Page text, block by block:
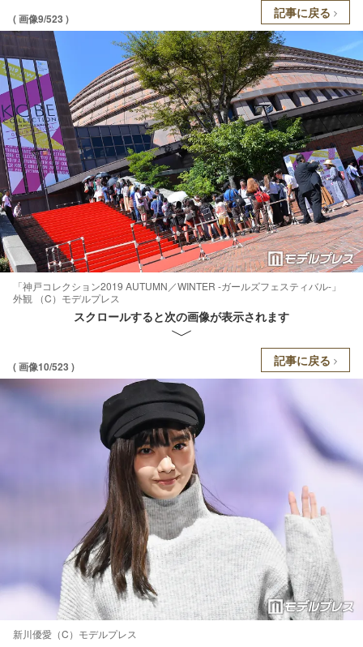
( 画像9/523 ) 記事に戻る
「神戸コレクション2019 AUTUMN／WINTER -ガールズフェスティバル-」
外観 （C）モデルプレス
スクロールすると次の画像が表示されます
( 画像10/523 ) 記事に戻る
新川優愛（C）モデルプレス